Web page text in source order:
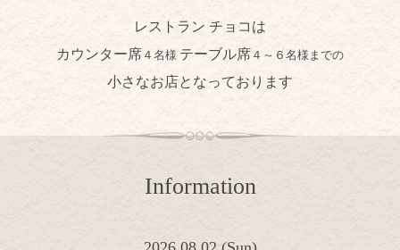
レストラン チョコは
カウンター席 ４名様 テーブル席 ４～６名様までの
小さなお店となっております
Information